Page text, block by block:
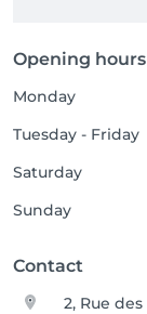
Opening hours
Monday
Tuesday - Friday
Saturday
Sunday
Contact
2, Rue